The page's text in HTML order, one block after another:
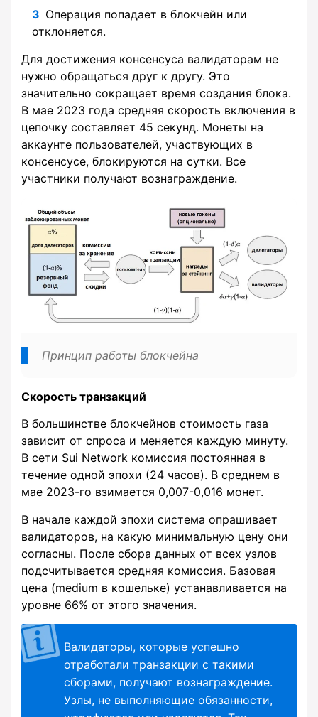
Операция попадает в блокчейн или
отклоняется.
Для достижения консенсуса валидаторам не
нужно обращаться друг к другу. Это
значительно сокращает время создания блока.
В мае 2023 года средняя скорость включения в
цепочку составляет 45 секунд. Монеты на
аккаунте пользователей, участвующих в
консенсусе, блокируются на сутки. Все
участники получают вознаграждение.
Принцип работы блокчейна
Скорость транзакций
В большинстве блокчейнов стоимость газа
зависит от спроса и меняется каждую минуту.
В сети Sui Network комиссия постоянная в
течение одной эпохи (24 часов). В среднем в
мае 2023-го взимается 0,007-0,016 монет.
В начале каждой эпохи система опрашивает
валидаторов, на какую минимальную цену они
согласны. После сбора данных от всех узлов
подсчитывается средняя комиссия. Базовая
цена (medium в кошельке) устанавливается на
уровне 66% от этого значения.
Валидаторы, которые успешно
отработали транзакции с такими
сборами, получают вознаграждение.
Узлы, не выполняющие обязанности,